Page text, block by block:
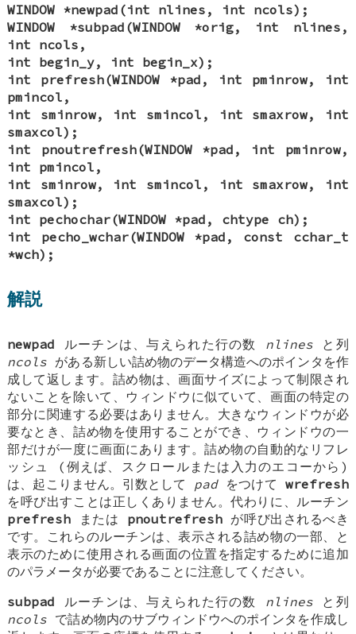
WINDOW *newpad(int nlines, int ncols);
WINDOW *subpad(WINDOW *orig, int nlines,
int ncols,
int begin_y, int begin_x);
int prefresh(WINDOW *pad, int pminrow, int
pmincol,
int sminrow, int smincol, int smaxrow, int
smaxcol);
int pnoutrefresh(WINDOW *pad, int pminrow,
int pmincol,
int sminrow, int smincol, int smaxrow, int
smaxcol);
int pechochar(WINDOW *pad, chtype ch);
int pecho_wchar(WINDOW *pad, const cchar_t
*wch);
解説
newpad ルーチンは、与えられた行の数 nlines と列
ncols がある新しい詰め物のデータ構造へのポインタを作
成して返します。詰め物は、画面サイズによって制限され
ないことを除いて、ウィンドウに似ていて、画面の特定の
部分に関連する必要はありません。大きなウィンドウが必
要なとき、詰め物を使用することができ、ウィンドウの一
部だけが一度に画面にあります。詰め物の自動的なリフレ
ッシュ (例えば、スクロールまたは入力のエコーから)
は、起こりません。引数として padをつけて wrefresh
を呼び出すことは正しくありません。代わりに、ルーチン
prefresh または pnoutrefreshが呼び出されるべき
です。これらのルーチンは、表示される詰め物の一部、と
表示のために使用される画面の位置を指定するために追加
のパラメータが必要であることに注意してください。
subpad ルーチンは、与えられた行の数 nlines と列
ncols で詰め物内のサブウィンドウへのポインタを作成し